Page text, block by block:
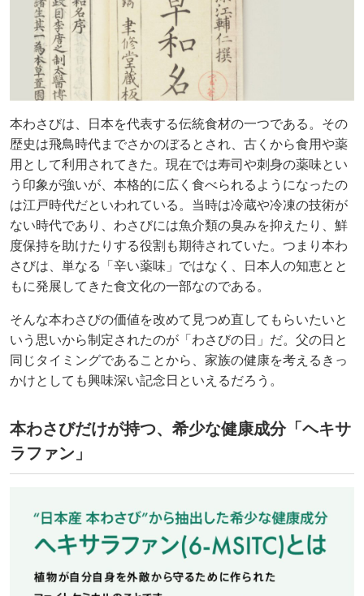
本わさびは、日本を代表する伝統食材の一つである。その
歴史は飛鳥時代までさかのぼるとされ、古くから食用や薬
用として利用されてきた。現在では寿司や刺身の薬味とい
う印象が強いが、本格的に広く食べられるようになったの
は江戸時代だといわれている。当時は冷蔵や冷凍の技術が
ない時代であり、わさびには魚介類の臭みを抑えたり、鮮
度保持を助けたりする役割も期待されていた。つまり本わ
さびは、単なる「辛い薬味」ではなく、日本人の知恵とと
もに発展してきた食文化の一部なのである。
そんな本わさびの価値を改めて見つめ直してもらいたいと
いう思いから制定されたのが「わさびの日」だ。父の日と
同じタイミングであることから、家族の健康を考えるきっ
かけとしても興味深い記念日といえるだろう。
本わさびだけが持つ、希少な健康成分「ヘキサ
ラファン」